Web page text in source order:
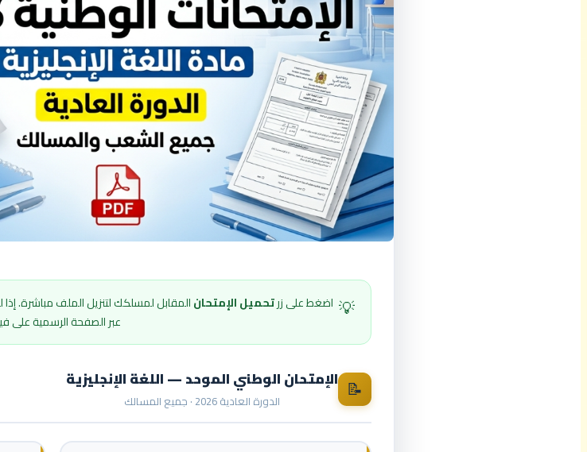
💡 اضغط على زرتحميل الإمتحانالمقابل لمسلكك لتنزيل الملف مباشرة.
عبر الصفحة الرسمية على
📝 الإمتحان الوطني الموحد — اللغة الإنجليزية
الدورة العادية 2026 · جميع المسالك